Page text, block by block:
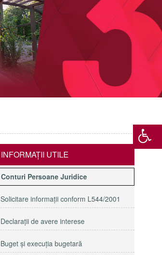
INFORMAŢII UTILE
Conturi Persoane Juridice
Solicitare informaţii conform L544/2001
Declaraţii de avere interese
Buget şi execuţia bugetară